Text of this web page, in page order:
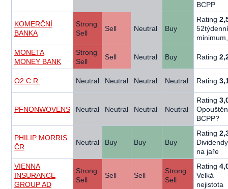
BCPP
KOMERČNÍ
BANKA
Strong
Sell
Sell Neutral Buy
Rating
52týdenní
MONETA
MONEY BANK
Strong
Sell
Sell Neutral Buy Rating
O2 C.R. Neutral Neutral Neutral Neutral Rating
PFNONWOVENS Neutral Neutral Neutral Neutral
Rating
BCPP?
PHILIP MORRIS
ČR
Neutral Buy Buy Buy
Rating
Dividendy
na jaře
VIENNA
INSURANCE
GROUP AD
Strong
Sell
Sell Sell
Strong
Sell
Rating
Velká
nejistota